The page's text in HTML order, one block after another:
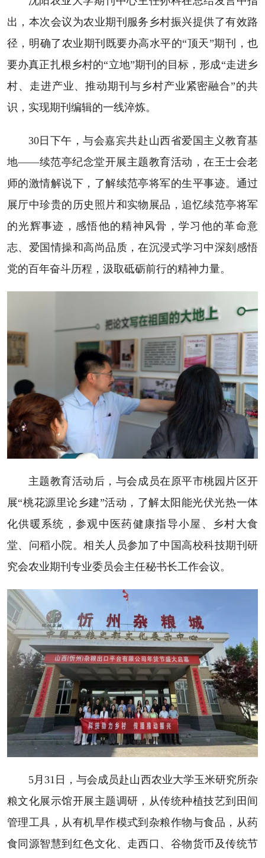
出，本次会议为农业期刊服务乡村振兴提供了有效路
径，明确了农业期刊既要办高水平的“顶天”期刊，也
要办真正扎根乡村的“立地”期刊的目标，形成“走进乡
村、走进产业、推动期刊与乡村产业紧密融合”的共
识，实现期刊编辑的一线淬炼。
30日下午，与会嘉宾共赴山西省爱国主义教育基
地——续范亭纪念堂开展主题教育活动，在王士会老
师的激情解说下，了解续范亭将军的生平事迹。通过
展厅中珍贵的历史照片和实物展品，追忆续范亭将军
的光辉事迹，感悟他的精神风骨，学习他的革命意
志、爱国情操和高尚品质，在沉浸式学习中深刻感悟
党的百年奋斗历程，汲取砥砺前行的精神力量。
主题教育活动后，与会成员在原平市桃园片区开
展“桃花源里论乡建”活动，了解太阳能光伏光热一体
化供暖系统，参观中医药健康指导小屋、乡村大食
堂、问稻小院。相关人员参加了中国高校科技期刊研
究会农业期刊专业委员会主任秘书长工作会议。
5月31日，与会成员赴山西农业大学玉米研究所杂
粮文化展示馆开展主题调研，从传统种植技艺到田间
管理工具，从有机旱作模式到杂粮作物与食品，从药
食同源智慧到红色文化、走西口、谷物货币及传统节